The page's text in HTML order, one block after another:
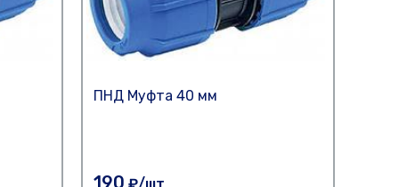
ПНД Муфта 40 мм
190